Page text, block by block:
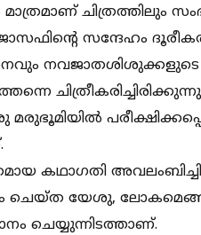
ചിത്രത്തിലും
സന്ദേഹം
നവജാതശിശുക്കളുടെ
കഥാഗതി
ചെയ്ത യേശു,
ചെയ്യുന്നിടത്താണ്.